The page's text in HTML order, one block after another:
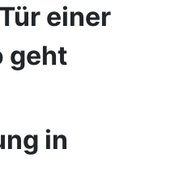
einer
geht
in